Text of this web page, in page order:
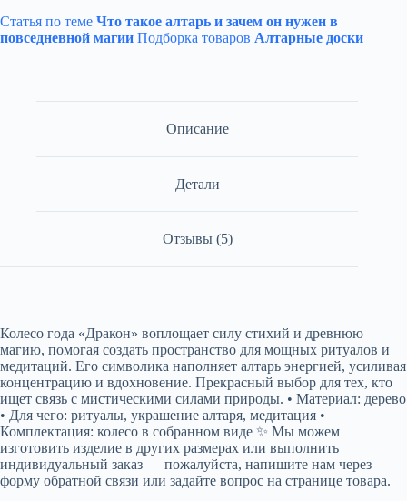
Статья по теме Что такое алтарь и зачем он нужен в
повседневной магии Подборка товаров Алтарные доски
Описание
Детали
Отзывы (5)
Колесо года «Дракон» воплощает силу стихий и древнюю
магию, помогая создать пространство для мощных ритуалов и
медитаций. Его символика наполняет алтарь энергией, усиливая
концентрацию и вдохновение. Прекрасный выбор для тех, кто
ищет связь с мистическими силами природы. • Материал: дерево
• Для чего: ритуалы, украшение алтаря, медитация •
Комплектация: колесо в собранном виде ✨ Мы можем
изготовить изделие в других размерах или выполнить
индивидуальный заказ — пожалуйста, напишите нам через
форму обратной связи или задайте вопрос на странице товара.